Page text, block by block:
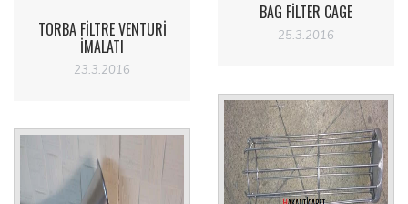
BAG FILTER CAGE
25.3.2016
TORBA FILTRE VENTURI
IMALATI
23.3.2016